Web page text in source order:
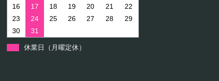
16
17 18 19 20 21
22
23
24 25 26 27 28
29
30
31
休業日（月曜定休）